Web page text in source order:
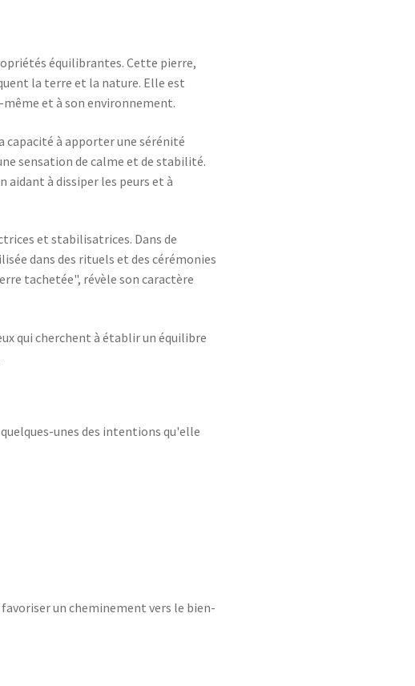
équilibrantes. Cette pierre,
la terre et la nature. Elle est
et à son environnement.
capacité à apporter une sérénité
sensation de calme et de stabilité.
à dissiper les peurs et à
et stabilisatrices. Dans de
dans des rituels et des cérémonies
tachetée", révèle son caractère
qui cherchent à établir un équilibre
unes des intentions qu'elle
un cheminement vers le bien-